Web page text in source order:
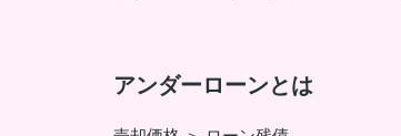
アンダーローンとは